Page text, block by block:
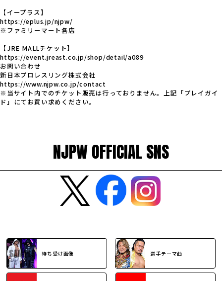
【イープラス】
https://eplus.jp/njpw/
※ファミリーマート各店
【JRE MALLチケット】
https://event.jreast.co.jp/shop/detail/a089
お問い合わせ
新日本プロレスリング株式会社
https://www.njpw.co.jp/contact
※当サイト内でのチケット販売は行っておりません。上記「プレイガイ
ド」にてお買い求めください。
NJPW OFFICIAL SNS
待ち受け画像 選手テーマ曲